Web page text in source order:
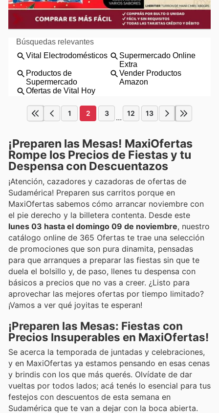
1 2 3 ... 12 13
¡Preparen las Mesas! MaxiOfertas
Rompe los Precios de Fiestas y tu
Despensa con Descuentazos
¡Atención, cazadores y cazadoras de ofertas de
Sudamérica! Preparen sus carritos porque en
MaxiOfertas sabemos cómo arrancar noviembre con
el pie derecho y la billetera contenta. Desde este
lunes 03 hasta el domingo 09 de noviembre, nuestro
catálogo online de 365 Ofertas te trae una selección
de promociones que son pura dinamita, pensadas
para que arranques a preparar las fiestas sin que te
duela el bolsillo y, de paso, llenes tu despensa con
básicos a precios que no vas a creer. ¿Listo para
aprovechar las mejores ofertas por tiempo limitado?
¡Vamos a ver qué joyitas te esperan!
¡Preparen las Mesas: Fiestas con
Precios Insuperables en MaxiOfertas!
Se acerca la temporada de juntadas y celebraciones,
y en MaxiOfertas ya estamos pensando en esas cenas
y brindis con los que más querés. Olvídate de dar
vueltas por todos lados; acá tenés lo esencial para tus
festejos con descuentos de esta semana en
Sudamérica que te van a dejar con la boca abierta.